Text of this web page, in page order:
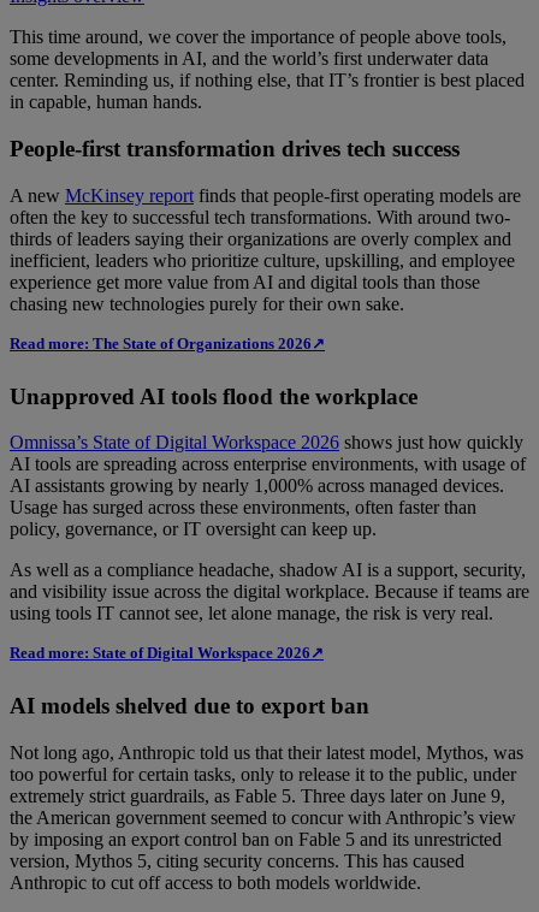
This time around, we cover the importance of people above tools,
some developments in AI, and the world’s first underwater data
center. Reminding us, if nothing else, that IT’s frontier is best placed
in capable, human hands.
People-first transformation drives tech success
A new McKinsey report finds that people-first operating models are
often the key to successful tech transformations. With around two-
thirds of leaders saying their organizations are overly complex and
inefficient, leaders who prioritize culture, upskilling, and employee
experience get more value from AI and digital tools than those
chasing new technologies purely for their own sake.
Read more: The State of Organizations 2026↗
Unapproved AI tools flood the workplace
Omnissa’s State of Digital Workspace 2026 shows just how quickly
AI tools are spreading across enterprise environments, with usage of
AI assistants growing by nearly 1,000% across managed devices.
Usage has surged across these environments, often faster than
policy, governance, or IT oversight can keep up.
As well as a compliance headache, shadow AI is a support, security,
and visibility issue across the digital workplace. Because if teams are
using tools IT cannot see, let alone manage, the risk is very real.
Read more: State of Digital Workspace 2026↗
AI models shelved due to export ban
Not long ago, Anthropic told us that their latest model, Mythos, was
too powerful for certain tasks, only to release it to the public, under
extremely strict guardrails, as Fable 5. Three days later on June 9,
the American government seemed to concur with Anthropic’s view
by imposing an export control ban on Fable 5 and its unrestricted
version, Mythos 5, citing security concerns. This has caused
Anthropic to cut off access to both models worldwide.